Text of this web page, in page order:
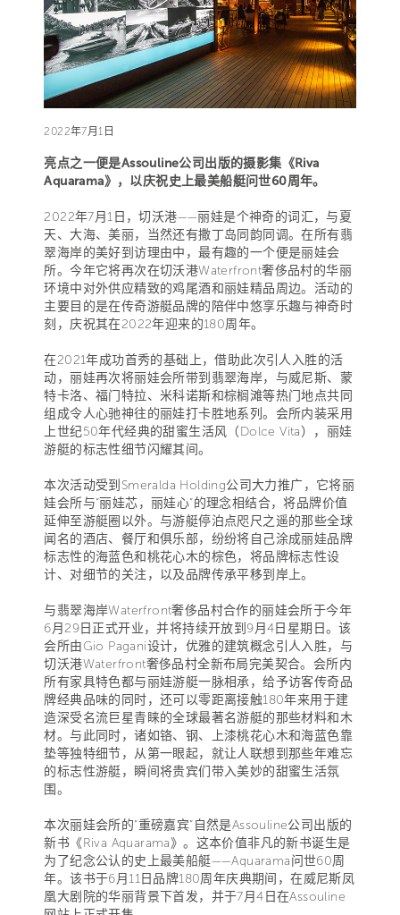
2022年7月1日
亮点之一便是Assouline公司出版的摄影集《Riva
Aquarama》，以庆祝史上最美船艇问世60周年。
2022年7月1日，切沃港——丽娃是个神奇的词汇，与夏
天、大海、美丽，当然还有撒丁岛同韵同调。在所有翡
翠海岸的美好到访理由中，最有趣的一个便是丽娃会
所。今年它将再次在切沃港Waterfront奢侈品村的华丽
环境中对外供应精致的鸡尾酒和丽娃精品周边。活动的
主要目的是在传奇游艇品牌的陪伴中悠享乐趣与神奇时
刻，庆祝其在2022年迎来的180周年。
在2021年成功首秀的基础上，借助此次引人入胜的活
动，丽娃再次将丽娃会所带到翡翠海岸，与威尼斯、蒙
特卡洛、福门特拉、米科诺斯和棕榈滩等热门地点共同
组成令人心驰神往的丽娃打卡胜地系列。会所内装采用
上世纪50年代经典的甜蜜生活风（Dolce Vita），丽娃
游艇的标志性细节闪耀其间。
本次活动受到Smeralda Holding公司大力推广，它将丽
娃会所与“丽娃芯，丽娃心”的理念相结合，将品牌价值
延伸至游艇圈以外。与游艇停泊点咫尺之遥的那些全球
闻名的酒店、餐厅和俱乐部，纷纷将自己涂成丽娃品牌
标志性的海蓝色和桃花心木的棕色，将品牌标志性设
计、对细节的关注，以及品牌传承平移到岸上。
与翡翠海岸Waterfront奢侈品村合作的丽娃会所于今年
6月29日正式开业，并将持续开放到9月4日星期日。该
会所由Gio Pagani设计，优雅的建筑概念引人入胜，与
切沃港Waterfront奢侈品村全新布局完美契合。会所内
所有家具特色都与丽娃游艇一脉相承，给予访客传奇品
牌经典品味的同时，还可以零距离接触180年来用于建
造深受名流巨星青睐的全球最著名游艇的那些材料和木
材。与此同时，诸如铬、钢、上漆桃花心木和海蓝色靠
垫等独特细节，从第一眼起，就让人联想到那些年难忘
的标志性游艇，瞬间将贵宾们带入美妙的甜蜜生活氛
围。
本次丽娃会所的“重磅嘉宾”自然是Assouline公司出版的
新书《Riva Aquarama》。这本价值非凡的新书诞生是
为了纪念公认的史上最美船艇——Aquarama问世60周
年。该书于6月11日品牌180周年庆典期间，在威尼斯凤
凰大剧院的华丽背景下首发，并于7月4日在Assouline